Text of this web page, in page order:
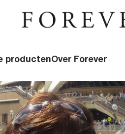
productenOver Forever